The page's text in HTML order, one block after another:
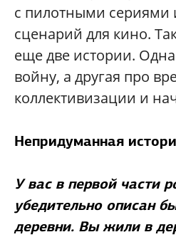
с пилотными
сценарий для кино.
еще две истории.
войну, а другая про
коллективизации и
Непридуманная
У вас в первой части
убедительно описан
деревни. Вы жили в